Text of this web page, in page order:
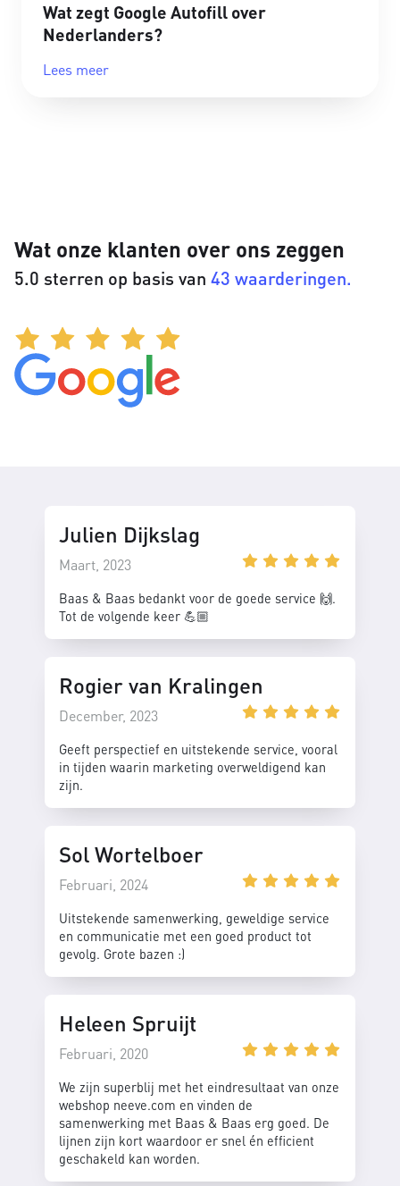
Wat zegt Google Autofill over
Nederlanders?
Lees meer
Wat onze klanten over ons zeggen
5.0 sterren op basis van 43 waarderingen.
Julien Dijkslag
Maart, 2023
Baas & Baas bedankt voor de goede service 🙌.
Tot de volgende keer 💪🏼
Rogier van Kralingen
December, 2023
Geeft perspectief en uitstekende service, vooral
in tijden waarin marketing overweldigend kan
zijn.
Sol Wortelboer
Februari, 2024
Uitstekende samenwerking, geweldige service
en communicatie met een goed product tot
gevolg. Grote bazen :)
Heleen Spruijt
Februari, 2020
We zijn superblij met het eindresultaat van onze
webshop neeve.com en vinden de
samenwerking met Baas & Baas erg goed. De
lijnen zijn kort waardoor er snel én efficient
geschakeld kan worden.